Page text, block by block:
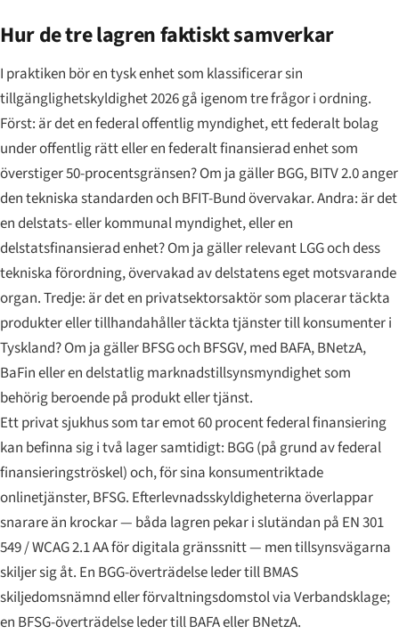
Hur de tre lagren faktiskt samverkar
I praktiken bör en tysk enhet som klassificerar sin
tillgänglighetskyldighet 2026 gå igenom tre frågor i ordning.
Först: är det en federal offentlig myndighet, ett federalt bolag
under offentlig rätt eller en federalt finansierad enhet som
överstiger 50-procentsgränsen? Om ja gäller BGG, BITV 2.0 anger
den tekniska standarden och BFIT-Bund övervakar. Andra: är det
en delstats- eller kommunal myndighet, eller en
delstatsfinansierad enhet? Om ja gäller relevant LGG och dess
tekniska förordning, övervakad av delstatens eget motsvarande
organ. Tredje: är det en privatsektorsaktör som placerar täckta
produkter eller tillhandahåller täckta tjänster till konsumenter i
Tyskland? Om ja gäller BFSG och BFSGV, med BAFA, BNetzA,
BaFin eller en delstatlig marknadstillsynsmyndighet som
behörig beroende på produkt eller tjänst.
Ett privat sjukhus som tar emot 60 procent federal finansiering
kan befinna sig i två lager samtidigt: BGG (på grund av federal
finansieringströskel) och, för sina konsumentriktade
onlinetjänster, BFSG. Efterlevnadsskyldigheterna överlappar
snarare än krockar — båda lagren pekar i slutändan på EN 301
549 / WCAG 2.1 AA för digitala gränssnitt — men tillsynsvägarna
skiljer sig åt. En BGG-överträdelse leder till BMAS
skiljedomsnämnd eller förvaltningsdomstol viaVerbandsklage;
en BFSG-överträdelse leder till BAFA eller BNetzA.